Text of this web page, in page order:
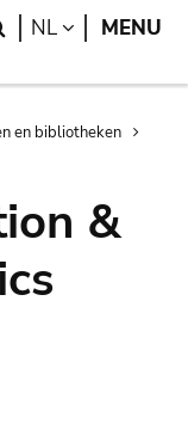
Search
NL LANGUAGE
MENU
en bibliotheken
&